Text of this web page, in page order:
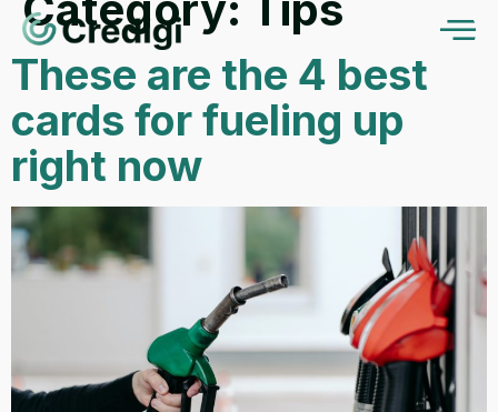
These are the 4 best
cards for fueling up
right now